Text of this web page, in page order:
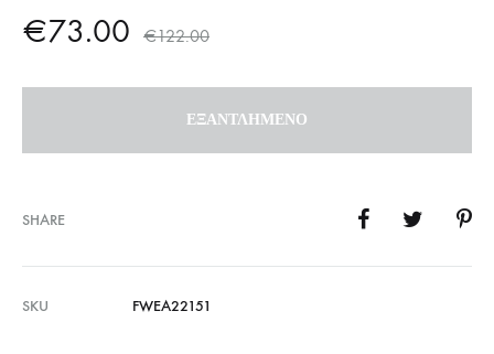
€73.00 €122.00
ΕΞΑΝΤΛΗΜΈΝΟ
SHARE
SKU FWEA22151